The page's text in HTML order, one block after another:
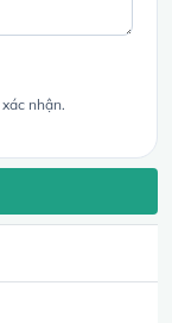
nhận.